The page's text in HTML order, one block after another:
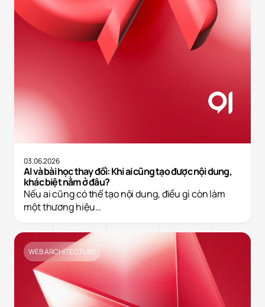
03.06.2026
AI và bài học thay đổi: Khi ai cũng tạo được nội dung,
khác biệt nằm ở đâu?
Nếu ai cũng có thể tạo nội dung, điều gì còn làm
một thương hiệu…
WEB ARCHITECTURE